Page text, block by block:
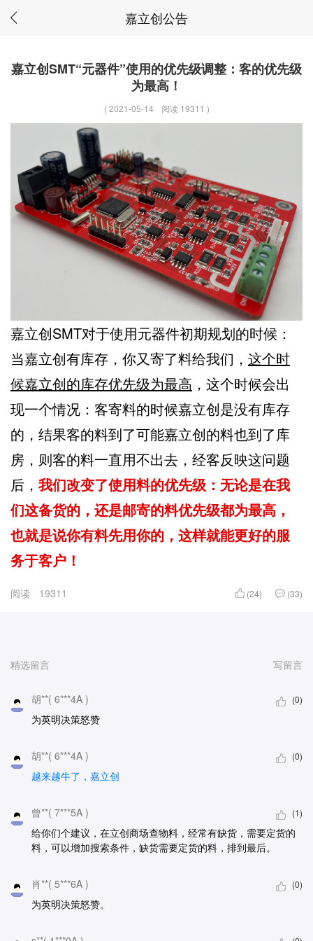
嘉立创公告
嘉立创SMT“元器件”使用的优先级调整：客的优先级
为最高！
(2021-05-14 阅读 19311 )
嘉立创SMT对于使用元器件初期规划的时候：
当嘉立创有库存，你又寄了料给我们， 这个时
候嘉立创的库存优先级为最高 ，这个时候会出
现一个情况：客寄料的时候嘉立创是没有库存
的，结果客的料到了可能嘉立创的料也到了库
房，则客的料一直用不出去，经客反映这问题
后， 我们改变了使用料的优先级：无论是在我
们这备货的，还是邮寄的料优先级都为最高，
也就是说你有料先用你的，这样就能更好的服
务于客户！
阅读 19311 (24) (33)
精选留言 写留言
胡**( 6***4A ) (0)
为英明决策怒赞
胡**( 6***4A ) (0)
越来越牛了，嘉立创
曾**( 7***5A ) (1)
给你们个建议，在立创商场查物料，经常有缺货，需要定货的
料，可以增加搜索条件，缺货需要定货的料，排到最后。
肖**( 5***6A ) (0)
为英明决策怒赞。